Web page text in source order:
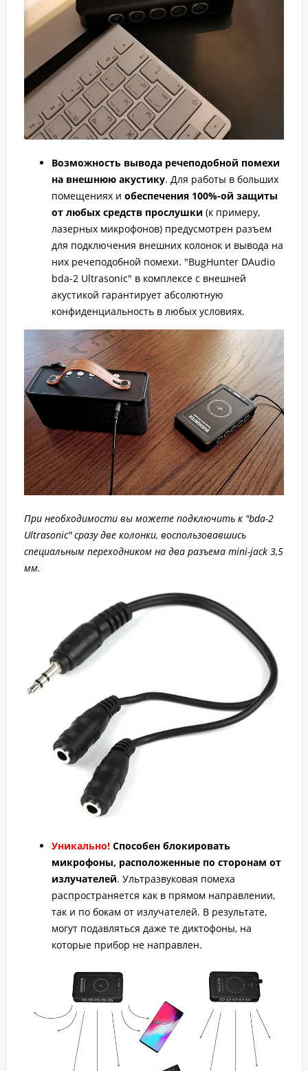
Возможность вывода речеподобной помехи
на внешнюю акустику. Для работы в больших
помещениях и обеспечения 100%-ой защиты
от любых средств прослушки (к примеру,
лазерных микрофонов) предусмотрен разъем
для подключения внешних колонок и вывода на
них речеподобной помехи. "BugHunter DAudio
bda-2 Ultrasonic" в комплексе с внешней
акустикой гарантирует абсолютную
конфиденциальность в любых условиях.
При необходимости вы можете подключить к "bda-2
Ultrasonic" сразу две колонки, воспользовавшись
специальным переходником на два разъема mini-jack 3,5
мм.
Уникально! Способен блокировать
микрофоны, расположенные по сторонам от
излучателей. Ультразвуковая помеха
распространяется как в прямом направлении,
так и по бокам от излучателей. В результате,
могут подавляться даже те диктофоны, на
которые прибор не направлен.